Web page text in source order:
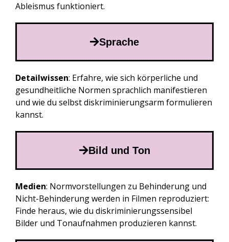
Ableismus funktioniert.
Sprache
Detailwissen: Erfahre, wie sich körperliche und
gesundheitliche Normen sprachlich manifestieren
und wie du selbst diskriminierungsarm formulieren
kannst.
Bild und Ton
Medien: Normvorstellungen zu Behinderung und
Nicht-Behinderung werden in Filmen reproduziert:
Finde heraus, wie du diskriminierungssensibel
Bilder und Tonaufnahmen produzieren kannst.